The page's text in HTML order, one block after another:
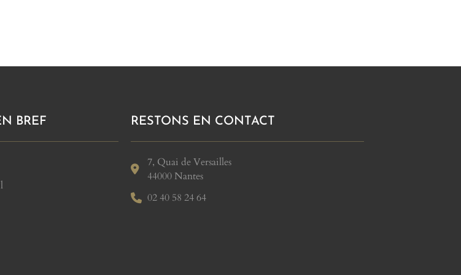
BREF RESTONS EN CONTACT
7, Quai de Versailles
44000 Nantes
02 40 58 24 64